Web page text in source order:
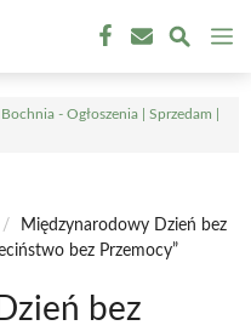
Bochnia - Ogłoszenia | Sprzedam |
/
Międzynarodowy Dzień bez
bez Przemocy”
bez